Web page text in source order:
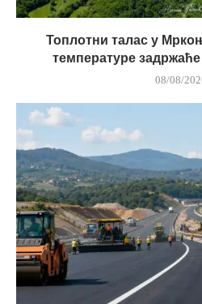
Топлотни талас у
температуре задржаће
08/08/